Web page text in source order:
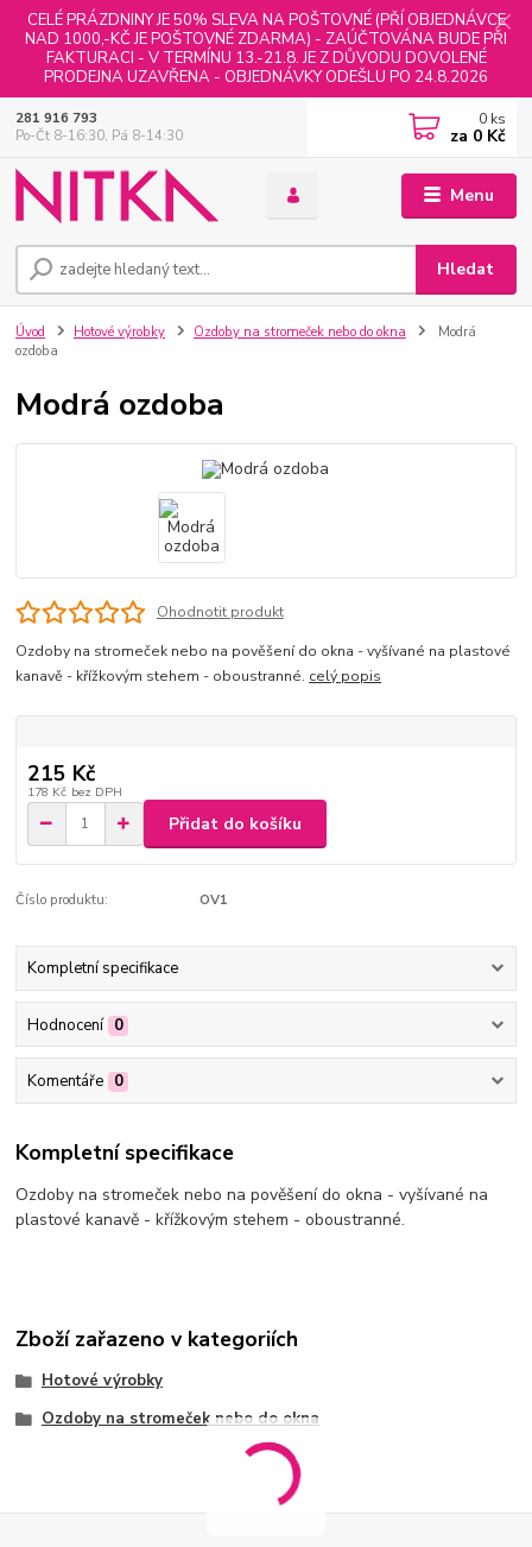
CELÉ PRÁZDNINY JE 50% SLEVA NA POŠTOVNÉ (PŘÍ OBJEDNÁVCE
NAD 1000,-KČ JE POŠTOVNÉ ZDARMA) - ZAÚČTOVÁNA BUDE PŘI
FAKTURACI - V TERMÍNU 13.-21.8. JE Z DŮVODU DOVOLENÉ
PRODEJNA UZAVŘENA - OBJEDNÁVKY ODEŠLU PO 24.8.2026
Menu
Hledat
281 916 793
Po-Čt 8-16:30, Pá 8-14:30
0 ks
za 0 Kč
Úvod Hotové výrobky Ozdoby na stromeček nebo do okna
Modrá
ozdoba
Modrá ozdoba
Ohodnotit produkt
Ozdoby na stromeček nebo na pověšení do okna - vyšívané na plastové
kanavě - křížkovým stehem - oboustranné. celý popis
215 Kč
178 Kč bez DPH
Přidat do košíku
Číslo produktu: OV1
Kompletní specifikace
Hodnocení 0
Komentáře 0
Kompletní specifikace
Ozdoby na stromeček nebo na pověšení do okna - vyšívané na
plastové kanavě - křížkovým stehem - oboustranné.
Zboží zařazeno v kategoriích
Hotové výrobky
Ozdoby na stromeček nebo do okna